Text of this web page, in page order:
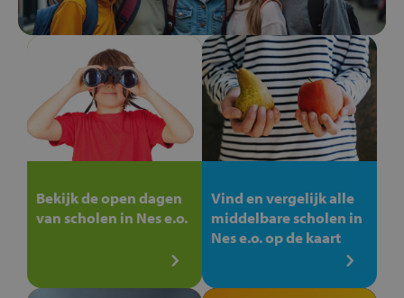
Bekijk de open dagen
van scholen in Nes e.o.
Vind en vergelijk alle
middelbare scholen in
Nes e.o. op de kaart